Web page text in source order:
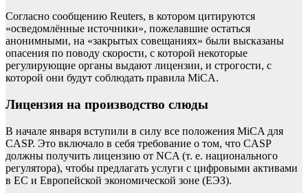
Согласно сообщению Reuters, в котором цитируются
«осведомлённые источники», пожелавшие остаться
анонимными, на «закрытых совещаниях» были высказаны
опасения по поводу скорости, с которой некоторые
регулирующие органы выдают лицензии, и строгости, с
которой они будут соблюдать правила MiCA.
Лицензия на производство слюды
В начале января вступили в силу все положения MiCA для
CASP. Это включало в себя требование о том, что CASP
должны получить лицензию от NCA (т. е. национального
регулятора), чтобы предлагать услуги с цифровыми активами
в ЕС и Европейской экономической зоне (ЕЭЗ).